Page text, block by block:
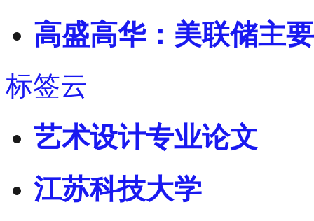
高盛高华：美联储主
标签云
艺术设计专业论文
江苏科技大学